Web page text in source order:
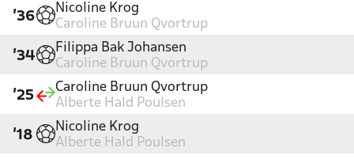
'36
Nicoline Krog
Caroline Bruun Qvortrup
'34
Filippa Bak Johansen
Caroline Bruun Qvortrup
'25
Caroline Bruun Qvortrup
Alberte Hald Poulsen
'18
Nicoline Krog
Alberte Hald Poulsen